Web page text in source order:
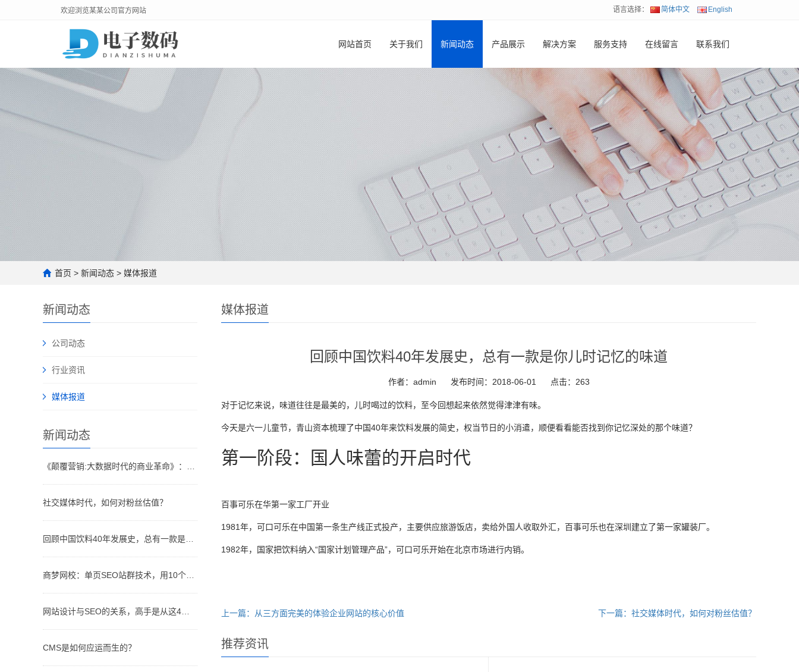
欢迎浏览某某公司官方网站 语言选择： 简体中文 English
网站首页 关于我们 新闻动态 产品展示 解决方案 服务支持 在线留言 联系我们
首页 > 新闻动态 > 媒体报道
新闻动态
公司动态
行业资讯
媒体报道
新闻动态
社交媒体时代，如何对粉丝估值？
CMS是如何应运而生的？
媒体报道
回顾中国饮料40年发展史，总有一款是你儿时记忆的味道
作者：admin 发布时间：2018-06-01 点击： 263
对于记忆来说，味道往往是最美的，儿时喝过的饮料，至今回想起来依然觉得津津有味。
今天是六一儿童节，青山资本梳理了中国40年来饮料发展的简史，权当节日的小消遣，顺便看看能否找到你记忆深处的那个味道？
第一阶段：国人味蕾的开启时代
百事可乐在华第一家工厂开业
1981年，可口可乐在中国第一条生产线正式投产，主要供应旅游饭店，卖给外国人收取外汇，百事可乐也在深圳建立了第一家罐装厂。
1982年，国家把饮料纳入“国家计划管理产品”，可口可乐开始在北京市场进行内销。
上一篇：从三方面完美的体验企业网站的核心价值 下一篇：社交媒体时代，如何对粉丝估值？
推荐资讯